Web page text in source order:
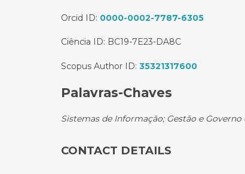
Orcid ID: 0000-0002-7787-6305
Ciência ID: BC19-7E23-DA8C
Scopus Author ID: 35321317600
Palavras-Chaves
Sistemas de Informação; Gestão e
CONTACT DETAILS